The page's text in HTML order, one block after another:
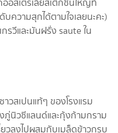
ความสุกได้ตามใจเลยนะคะ)
รวีและมันฝรั่ง saute ใน
วสเปนแท้ๆ ของโรงแรม
นิวซีแลนด์และกุ้งก้ามกราม
วลงไปผสมกับเมล็ดข้าวกรุบ